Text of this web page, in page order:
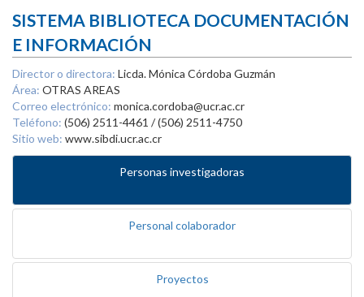
SISTEMA BIBLIOTECA DOCUMENTACIÓN
E INFORMACIÓN
Director o directora: Licda. Mónica Córdoba Guzmán
Área: OTRAS AREAS
Correo electrónico: monica.cordoba@ucr.ac.cr
Teléfono: (506) 2511-4461 / (506) 2511-4750
Sitio web: www.sibdi.ucr.ac.cr
Personas investigadoras
Personal colaborador
Proyectos